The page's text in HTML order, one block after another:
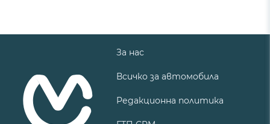
За нас
Всичко за автомобила
Редакционна политика